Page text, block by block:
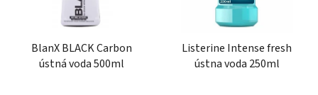
BlanX BLACK Carbon
ústná voda 500ml
Listerine Intense fresh
ústna voda 250ml